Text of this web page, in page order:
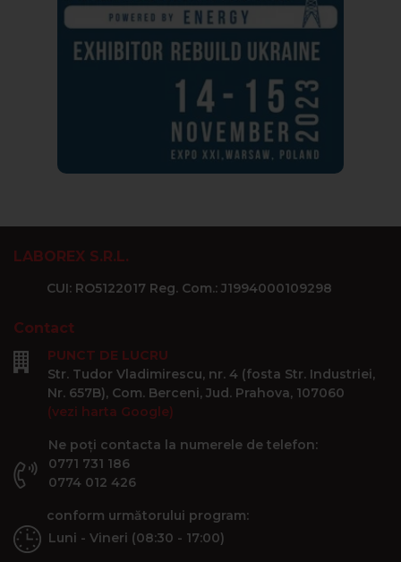
LABOREX S.R.L.
CUI: RO5122017 Reg. Com.: J1994000109298
Contact
PUNCT DE LUCRU
Str. Tudor Vladimirescu, nr. 4 (fosta Str. Industriei,
Nr. 657B), Com. Berceni, Jud. Prahova, 107060
(vezi harta Google)
Ne poți contacta la numerele de telefon:
0771 731 186
0774 012 426
conform următorului program:
Luni - Vineri (08:30 - 17:00)